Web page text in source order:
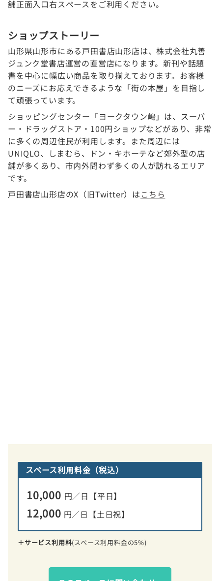
舗正面入口右スぺースをご利用ください。
ショップストーリー
山形県山形市にある戸田書店山形店は、株式会社丸善
ジュンク堂書店運営の直営店になります。新刊や話題
書を中心に幅広い商品を取り揃えております。お客様
のニーズにお応えできるような「街の本屋」を目指し
て頑張っています。
ショッピングセンター「ヨークタウン嶋」は、スーパ
ー・ドラッグストア・100円ショップなどがあり、非常
に多くの周辺住民が利用します。また周辺には
UNIQLO、しまむら、ドン・キホーテなど郊外型の店
舗が多くあり、市内外問わず多くの人が訪れるエリア
です。
戸田書店山形店のX（旧Twitter）はこちら
スペース利用料金（税込）
10,000 円／日【平日】
12,000 円／日 【土日祝】
＋サービス利用料(スペース利用料金の5%)